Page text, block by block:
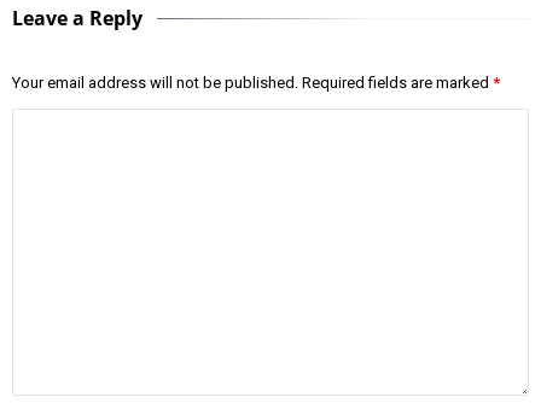
Leave a Reply
Your email address will not be published. Required fields are marked *